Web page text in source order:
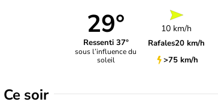
29°
Ressenti 37°
sous l’influence du
soleil
10 km/h
Rafales20 km/h
>75 km/h
Ce soir